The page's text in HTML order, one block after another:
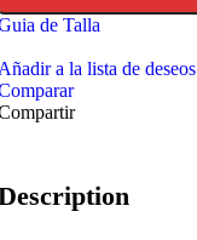
de Talla
a la lista de deseos